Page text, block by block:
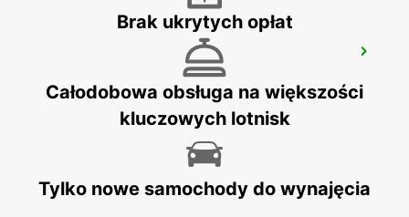
Brak ukrytych opłat
Całodobowa obsługa na większości
kluczowych lotnisk
Tylko nowe samochody do wynajęcia